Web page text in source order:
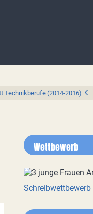
Technikberufe (2014-2016)
Wettbewerb